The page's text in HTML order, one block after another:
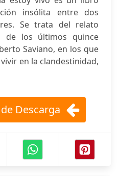
insólita entre dos
Se trata del relato
de los últimos quince
Saviano, en los que
en la clandestinidad,
Descarga